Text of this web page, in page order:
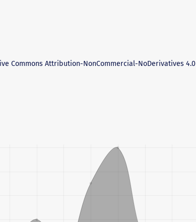
Commons Attribution-NonCommercial-NoDerivatives 4.0